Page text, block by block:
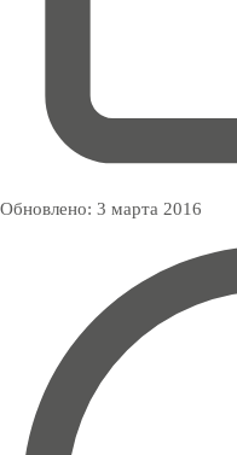
Обновлено: 3 марта 2016